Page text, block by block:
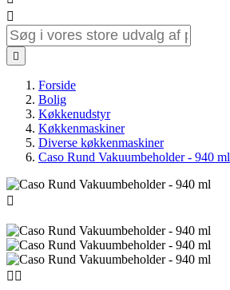


Forside
Bolig
Køkkenudstyr
Køkkenmaskiner
Diverse køkkenmaskiner
Caso Rund Vakuumbeholder - 940 ml

 